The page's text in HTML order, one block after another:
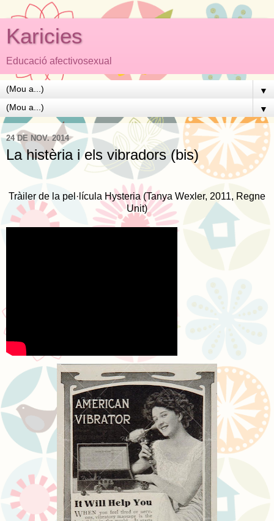
Karicies
Educació afectivosexual
▼
▼
24 DE NOV. 2014
La histèria i els vibradors (bis)
Tràiler de la pel·lícula Hysteria (Tanya Wexler, 2011, Regne
Unit)